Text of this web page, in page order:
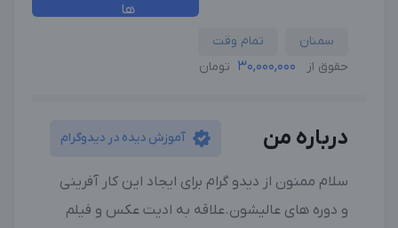
ها
سمنان
تمام وقت
حقوق از
30,000,000 تومان
درباره من آموزش دیده در دیدوگرام
سلام ممنون از دیدو گرام برای ایجاد این کار آفرینی
و دوره های عالیشون.علاقه به ادیت عکس و فیلم